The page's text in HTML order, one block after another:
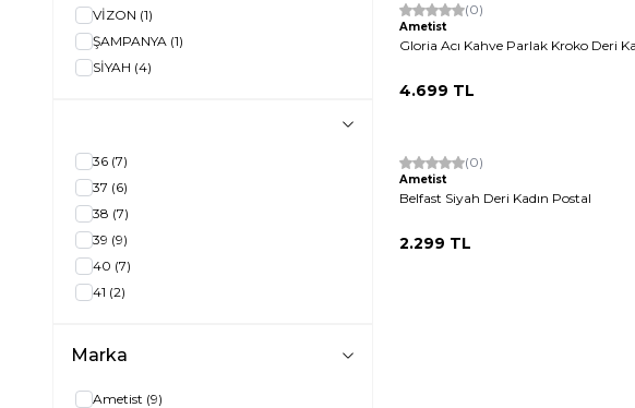
VİZON (1)
ŞAMPANYA (1)
SİYAH (4)
36 (7)
37 (6)
38 (7)
39 (9)
40 (7)
41 (2)
Marka
Ametist (9)
Yeni (0)
Ametist
Gloria Acı Kahve Parlak Kroko Deri
4.699 TL
(0)
Ametist
Belfast Siyah Deri Kadın Postal
2.299 TL